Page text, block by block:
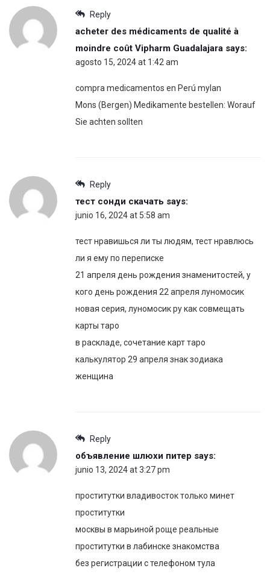
Reply
acheter des médicaments de qualité à
moindre coût Vipharm Guadalajara says:
agosto 15, 2024 at 1:42 am
compra medicamentos en Perú mylan
Mons (Bergen) Medikamente bestellen: Worauf
Sie achten sollten
Reply
тест сонди скачать says:
junio 16, 2024 at 5:58 am
тест нравишься ли ты людям, тест нравлюсь
ли я ему по переписке
21 апреля день рождения знаменитостей, у
кого день рождения 22 апреля луномосик
новая серия, луномосик ру как совмещать
карты таро
в раскладе, сочетание карт таро
калькулятор 29 апреля знак зодиака
женщина
Reply
объявление шлюхи питер says:
junio 13, 2024 at 3:27 pm
проститутки владивосток только минет
проститутки
москвы в марьиной роще реальные
проститутки в лабинске знакомства
без регистрации с телефоном тула